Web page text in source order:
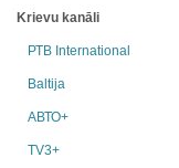
Krievu kanāli
РТB International
Baltija
АВТО+
TV3+